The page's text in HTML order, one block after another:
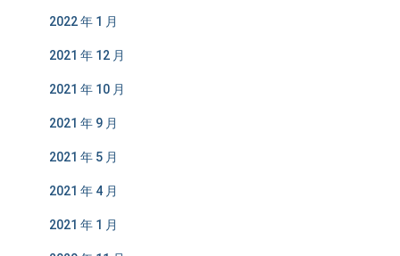
2022 年 1 月
2021 年 12 月
2021 年 10 月
2021 年 9 月
2021 年 5 月
2021 年 4 月
2021 年 1 月